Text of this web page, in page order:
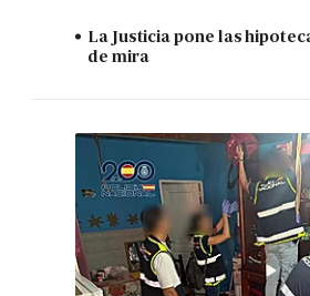
La Justicia pone las
de mira